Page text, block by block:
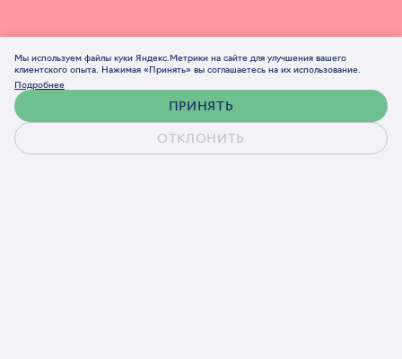
Обсудить проект
Мы используем файлы куки Яндекс.Метрики на сайте для улучшения вашего
клиентского опыта. Нажимая «Принять» вы соглашаетесь на их использование.
Подробнее
ПРИНЯТЬ
ОТКЛОНИТЬ